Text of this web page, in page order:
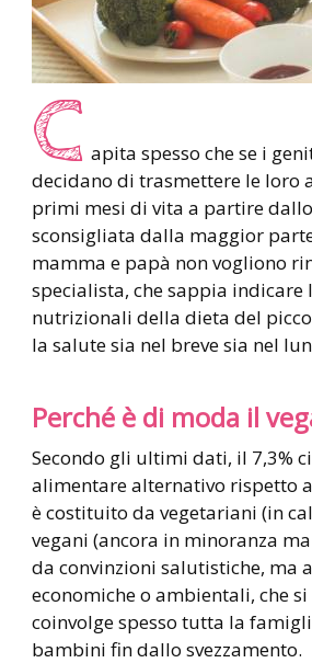
C apita spesso che se i
decidano di trasmettere le
primi mesi di vita a partire
sconsigliata dalla maggior
mamma e papà non vogliono
specialista, che sappia
nutrizionali della dieta del
la salute sia nel breve sia nel
Perché è di moda il
Secondo gli ultimi dati, il 7,3%
alimentare alternativo rispetto
è costituito da vegetariani (in
vegani (ancora in minoranza
da convinzioni salutistiche, ma
economiche o ambientali, che
coinvolge spesso tutta la
bambini fin dallo svezzamento.